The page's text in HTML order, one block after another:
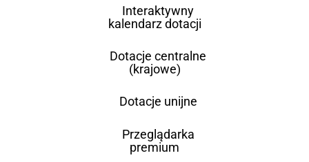
Interaktywny
kalendarz dotacji
Dotacje centralne
(krajowe)
Dotacje unijne
Przeglądarka
premium